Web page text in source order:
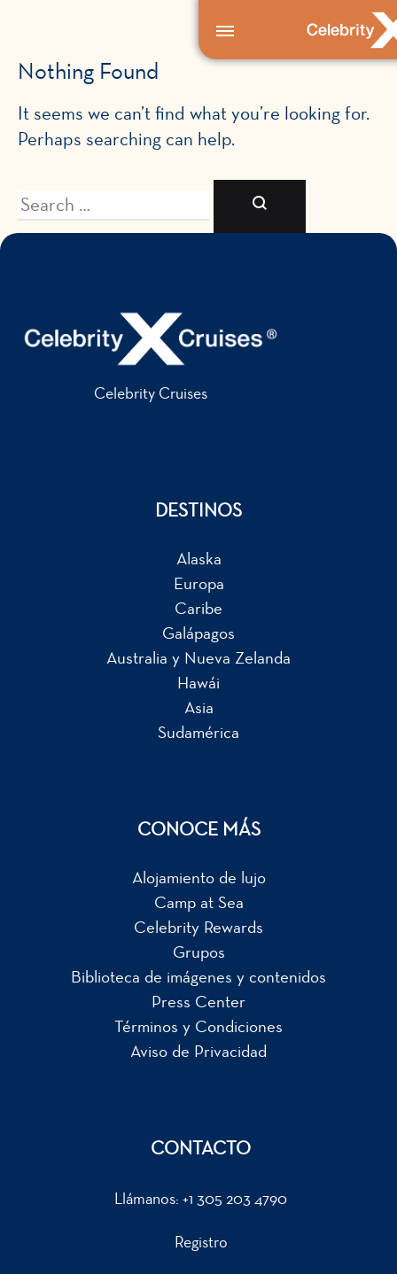
Nothing Found
It seems we can’t find what you’re looking for.
Perhaps searching can help.
Celebrity Cruises
DESTINOS
Alaska
Europa
Caribe
Galápagos
Australia y Nueva Zelanda
Hawái
Asia
Sudamérica
CONOCE MÁS
Alojamiento de lujo
Camp at Sea
Celebrity Rewards
Grupos
Biblioteca de imágenes y contenidos
Press Center
Términos y Condiciones
Aviso de Privacidad
CONTACTO
Llámanos: +1 305 203 4790
Registro